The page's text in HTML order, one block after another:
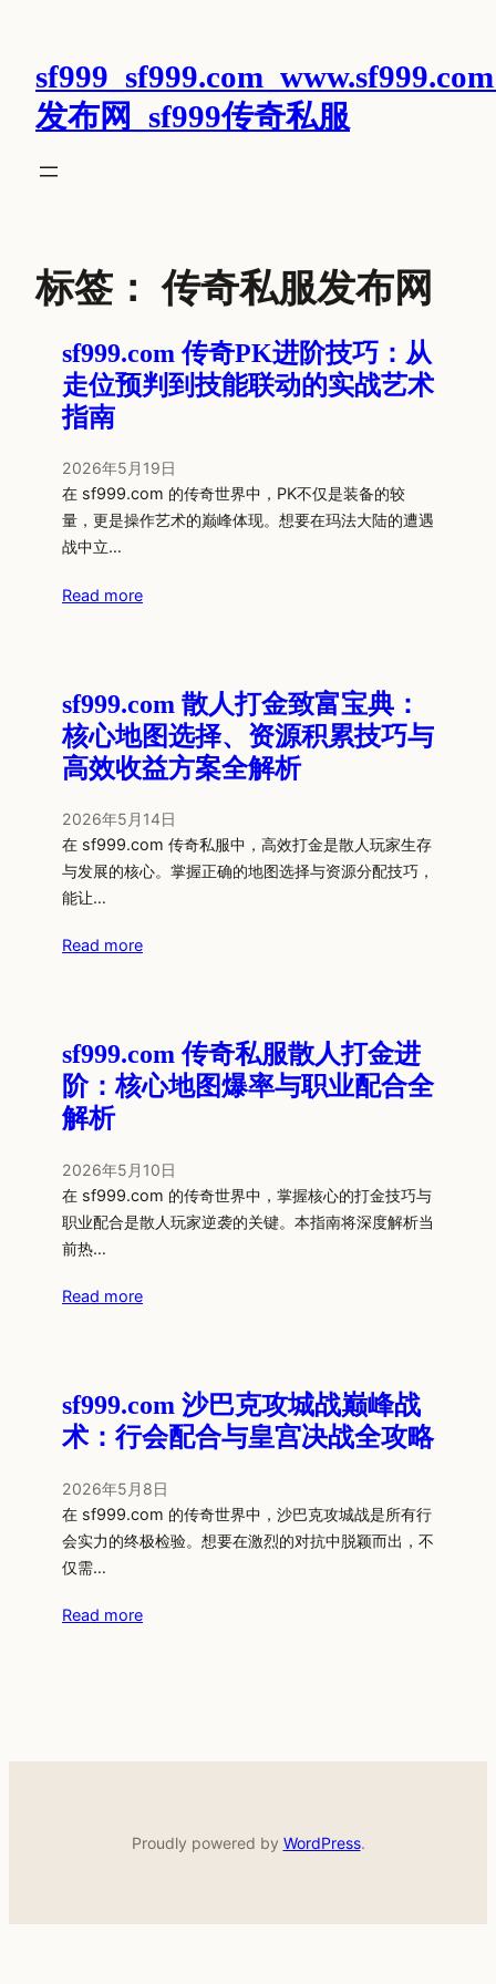
发布网_sf999传奇私服
标签：传奇私服发布网
sf999.com 传奇PK进阶技巧：从
走位预判到技能联动的实战艺术
指南
2026年5月19日
在 sf999.com 的传奇世界中，PK不仅是装备的较
量，更是操作艺术的巅峰体现。想要在玛法大陆的遭遇
战中立…
Read more
sf999.com 散人打金致富宝典：
核心地图选择、资源积累技巧与
高效收益方案全解析
2026年5月14日
在 sf999.com 传奇私服中，高效打金是散人玩家生存
与发展的核心。掌握正确的地图选择与资源分配技巧，
能让…
Read more
sf999.com 传奇私服散人打金进
阶：核心地图爆率与职业配合全
解析
2026年5月10日
在 sf999.com 的传奇世界中，掌握核心的打金技巧与
职业配合是散人玩家逆袭的关键。本指南将深度解析当
前热…
Read more
sf999.com 沙巴克攻城战巅峰战
术：行会配合与皇宫决战全攻略
2026年5月8日
在 sf999.com 的传奇世界中，沙巴克攻城战是所有行
会实力的终极检验。想要在激烈的对抗中脱颖而出，不
仅需…
Read more
Proudly powered by WordPress.